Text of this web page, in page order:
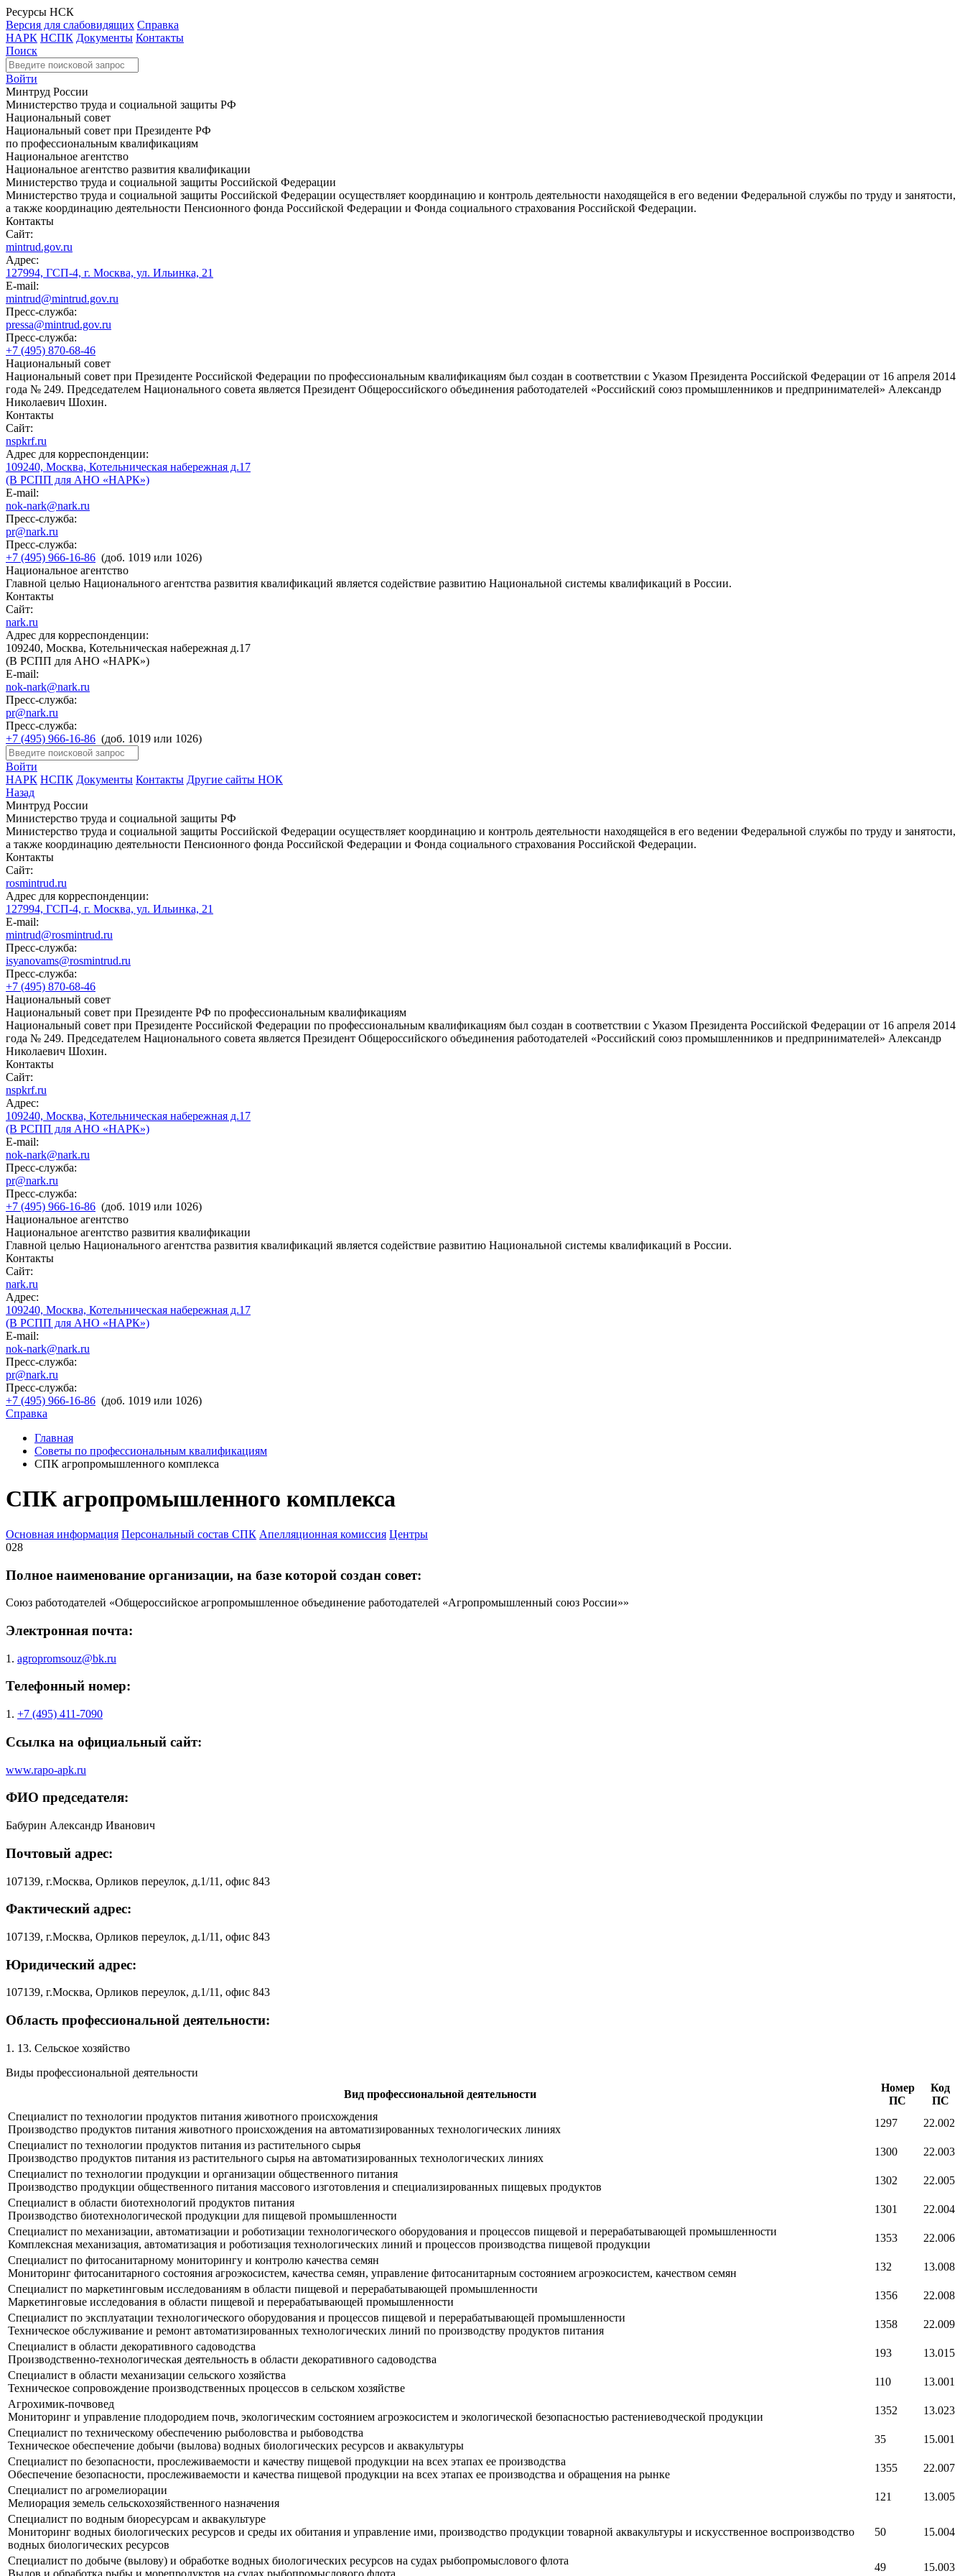
Ресурсы НСК
Версия для слабовидящих Справка
НАРК НСПК Документы Контакты
Поиск
Войти
Минтруд России
Министерство труда и социальной защиты РФ
Национальный совет
Национальный совет при Президенте РФ
по профессиональным квалификациям
Национальное агентство
Национальное агентство развития квалификации
Министерство труда и социальной защиты Российской Федерации
Министерство труда и социальной защиты Российской Федерации осуществляет координацию и контроль деятельности находящейся в его ведении Федеральной службы по труду и занятости,
а также координацию деятельности Пенсионного фонда Российской Федерации и Фонда социального страхования Российской Федерации.
Контакты
Сайт:
mintrud.gov.ru
Адрес:
127994, ГСП-4, г. Москва, ул. Ильинка, 21
E-mail:
mintrud@mintrud.gov.ru
Пресс-служба:
pressa@mintrud.gov.ru
Пресс-служба:
+7 (495) 870-68-46
Национальный совет
Национальный совет при Президенте Российской Федерации по профессиональным квалификациям был создан в соответствии с Указом Президента Российской Федерации от 16 апреля 2014
года № 249. Председателем Национального совета является Президент Общероссийского объединения работодателей «Российский союз промышленников и предпринимателей» Александр
Николаевич Шохин.
Контакты
Сайт:
nspkrf.ru
Адрес для корреспонденции:
109240, Москва, Котельническая набережная д.17
(В РСПП для АНО «НАРК»)
E-mail:
nok-nark@nark.ru
Пресс-служба:
pr@nark.ru
Пресс-служба:
+7 (495) 966-16-86 (доб. 1019 или 1026)
Национальное агентство
Главной целью Национального агентства развития квалификаций является содействие развитию Национальной системы квалификаций в России.
Контакты
Сайт:
nark.ru
Адрес для корреспонденции:
109240, Москва, Котельническая набережная д.17
(В РСПП для АНО «НАРК»)
E-mail:
nok-nark@nark.ru
Пресс-служба:
pr@nark.ru
Пресс-служба:
+7 (495) 966-16-86 (доб. 1019 или 1026)
Войти
НАРК НСПК Документы Контакты Другие сайты НОК
Назад
Минтруд России
Министерство труда и социальной защиты РФ
Министерство труда и социальной защиты Российской Федерации осуществляет координацию и контроль деятельности находящейся в его ведении Федеральной службы по труду и занятости,
а также координацию деятельности Пенсионного фонда Российской Федерации и Фонда социального страхования Российской Федерации.
Контакты
Сайт:
rosmintrud.ru
Адрес для корреспонденции:
127994, ГСП-4, г. Москва, ул. Ильинка, 21
E-mail:
mintrud@rosmintrud.ru
Пресс-служба:
isyanovams@rosmintrud.ru
Пресс-служба:
+7 (495) 870-68-46
Национальный совет
Национальный совет при Президенте РФ по профессиональным квалификациям
Национальный совет при Президенте Российской Федерации по профессиональным квалификациям был создан в соответствии с Указом Президента Российской Федерации от 16 апреля 2014
года № 249. Председателем Национального совета является Президент Общероссийского объединения работодателей «Российский союз промышленников и предпринимателей» Александр
Николаевич Шохин.
Контакты
Сайт:
nspkrf.ru
Адрес:
109240, Москва, Котельническая набережная д.17
(В РСПП для АНО «НАРК»)
E-mail:
nok-nark@nark.ru
Пресс-служба:
pr@nark.ru
Пресс-служба:
+7 (495) 966-16-86 (доб. 1019 или 1026)
Национальное агентство
Национальное агентство развития квалификации
Главной целью Национального агентства развития квалификаций является содействие развитию Национальной системы квалификаций в России.
Контакты
Сайт:
nark.ru
Адрес:
109240, Москва, Котельническая набережная д.17
(В РСПП для АНО «НАРК»)
E-mail:
nok-nark@nark.ru
Пресс-служба:
pr@nark.ru
Пресс-служба:
+7 (495) 966-16-86 (доб. 1019 или 1026)
Справка
Главная
Советы по профессиональным квалификациям
СПК агропромышленного комплекса
СПК агропромышленного комплекса
Основная информация Персональный состав СПК Апелляционная комиссия Центры
028
Полное наименование организации, на базе которой создан совет:
Союз работодателей «Общероссийское агропромышленное объединение работодателей «Агропромышленный союз России»»
Электронная почта:
1. agropromsouz@bk.ru
Телефонный номер:
1. +7 (495) 411-7090
Ссылка на официальный сайт:
www.rapo-apk.ru
ФИО председателя:
Бабурин Александр Иванович
Почтовый адрес:
107139, г.Москва, Орликов переулок, д.1/11, офис 843
Фактический адрес:
107139, г.Москва, Орликов переулок, д.1/11, офис 843
Юридический адрес:
107139, г.Москва, Орликов переулок, д.1/11, офис 843
Область профессиональной деятельности:
1. 13. Сельское хозяйство
Виды профессиональной деятельности
Вид профессиональной деятельности
Номер
ПС
Код
ПС
Специалист по технологии продуктов питания животного происхождения
Производство продуктов питания животного происхождения на автоматизированных технологических линиях
1297
22.002
Специалист по технологии продуктов питания из растительного сырья
Производство продуктов питания из растительного сырья на автоматизированных технологических линиях
1300
22.003
Специалист по технологии продукции и организации общественного питания
Производство продукции общественного питания массового изготовления и специализированных пищевых продуктов
1302
22.005
Специалист в области биотехнологий продуктов питания
Производство биотехнологической продукции для пищевой промышленности
1301
22.004
Специалист по механизации, автоматизации и роботизации технологического оборудования и процессов пищевой и перерабатывающей промышленности
Комплексная механизация, автоматизация и роботизация технологических линий и процессов производства пищевой продукции
1353
22.006
Специалист по фитосанитарному мониторингу и контролю качества семян
Мониторинг фитосанитарного состояния агроэкосистем, качества семян, управление фитосанитарным состоянием агроэкосистем, качеством семян
132
13.008
Специалист по маркетинговым исследованиям в области пищевой и перерабатывающей промышленности
Маркетинговые исследования в области пищевой и перерабатывающей промышленности
1356
22.008
Специалист по эксплуатации технологического оборудования и процессов пищевой и перерабатывающей промышленности
Техническое обслуживание и ремонт автоматизированных технологических линий по производству продуктов питания
1358
22.009
Специалист в области декоративного садоводства
Производственно-технологическая деятельность в области декоративного садоводства
193
13.015
Специалист в области механизации сельского хозяйства
Техническое сопровождение производственных процессов в сельском хозяйстве
110
13.001
Агрохимик-почвовед
Мониторинг и управление плодородием почв, экологическим состоянием агроэкосистем и экологической безопасностью растениеводческой продукции
1352
13.023
Специалист по техническому обеспечению рыболовства и рыбоводства
Техническое обеспечение добычи (вылова) водных биологических ресурсов и аквакультуры
35
15.001
Специалист по безопасности, прослеживаемости и качеству пищевой продукции на всех этапах ее производства
Обеспечение безопасности, прослеживаемости и качества пищевой продукции на всех этапах ее производства и обращения на рынке
1355
22.007
Специалист по агромелиорации
Мелиорация земель сельскохозяйственного назначения
121
13.005
Специалист по водным биоресурсам и аквакультуре
Мониторинг водных биологических ресурсов и среды их обитания и управление ими, производство продукции товарной аквакультуры и искусственное воспроизводство
водных биологических ресурсов
50 15.004
Специалист по добыче (вылову) и обработке водных биологических ресурсов на судах рыбопромыслового флота
Вылов и обработка рыбы и морепродуктов на судах рыбопромыслового флота
49 15.003